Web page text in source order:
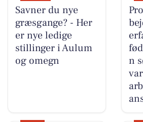
Savner du nye
græsgange? - Her
er nye ledige
stillinger i Aulum
og omegn
n